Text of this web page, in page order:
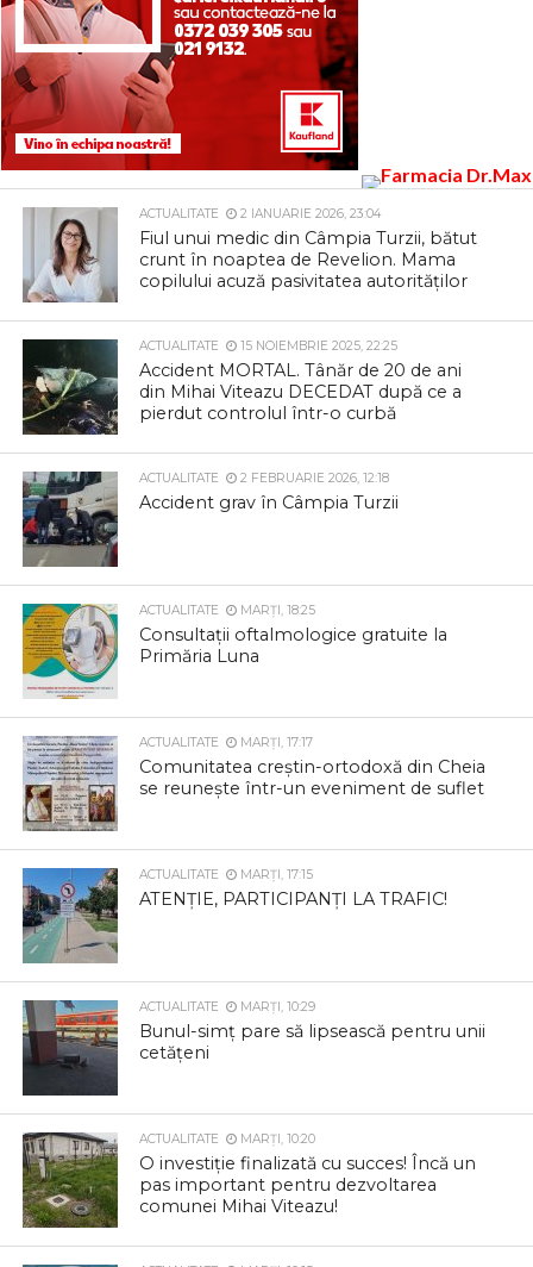
ACTUALITATE 2 IANUARIE 2026, 23:04
Fiul unui medic din Câmpia Turzii, bătut
crunt în noaptea de Revelion. Mama
copilului acuză pasivitatea autorităților
ACTUALITATE 15 NOIEMBRIE 2025, 22:25
Accident MORTAL. Tânăr de 20 de ani
din Mihai Viteazu DECEDAT după ce a
pierdut controlul într-o curbă
ACTUALITATE 2 FEBRUARIE 2026, 12:18
Accident grav în Câmpia Turzii
ACTUALITATE MARȚI, 18:25
Consultații oftalmologice gratuite la
Primăria Luna
ACTUALITATE MARȚI, 17:17
Comunitatea creștin-ortodoxă din Cheia
se reunește într-un eveniment de suflet
ACTUALITATE MARȚI, 17:15
ATENȚIE, PARTICIPANȚI LA TRAFIC!
ACTUALITATE MARȚI, 10:29
Bunul-simț pare să lipsească pentru unii
cetățeni
ACTUALITATE MARȚI, 10:20
O investiție finalizată cu succes! Încă un
pas important pentru dezvoltarea
comunei Mihai Viteazu!